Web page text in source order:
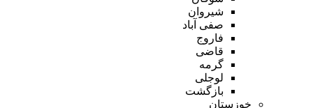
شیروان
صفی آباد
فاروج
قاضی
گرمه
لوجلی
بازگشت
خوزستان